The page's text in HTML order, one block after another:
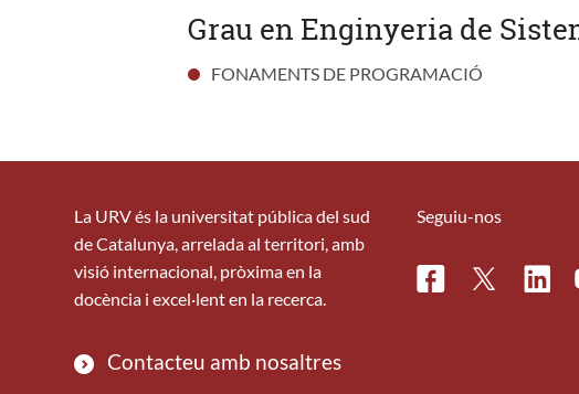
Grau en Enginyeria de
FONAMENTS DE PROGRAMACIÓ
La URV és la universitat pública del sud
de Catalunya, arrelada al territori, amb
visió internacional, pròxima en la
docència i excel·lent en la recerca.
Contacteu amb nosaltres
Seguiu-nos
FacebookTwitter